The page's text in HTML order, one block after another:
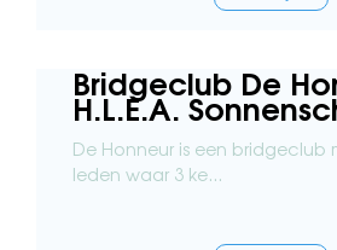
Bridgeclub De
H.L.E.A.
De Honneur is een bridgeclub
leden waar 3 ke...